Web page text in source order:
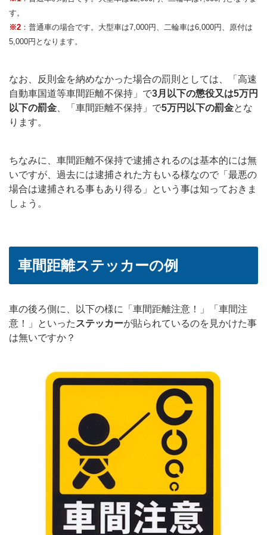
す。
※2 ：普通車の場合です。大型車は7,000円、二輪車は6,000円、原付は
5,000円となります。
なお、反則金を納めなかった場合の罰則としては、「高速
自動車国道等車間距離不保持」で3月以下の懲役又は5万円
以下の罰金 、「車間距離不保持」で5万円以下の罰金とな
ります。
ちなみに、車間距離不保持で逮捕されるのは基本的には無
いですが、過去には逮捕された方もいる様なので「最悪の
場合は逮捕される事もあり得る」という事は知っておきま
しょう。
車間距離ステッカーの例
車の後ろ側に、以下の様に「車間距離注意！」「車間注
意！」といった ステッカーが貼られているのを見かけた事
は無いですか？